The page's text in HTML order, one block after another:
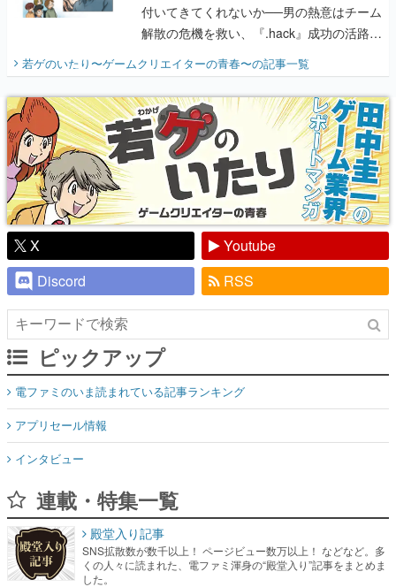
付いてきてくれないか──男の熱意はチーム
解散の危機を救い、『.hack』成功の活路を
『少年ジャンプ』色だった【若ゲのいた
り】
若ゲのいたり〜ゲームクリエイターの青春〜の記事一覧
X
Youtube
Discord
RSS
ピックアップ
電ファミのいま読まれている記事ランキング
アプリセール情報
インタビュー
連載・特集一覧
殿堂入り記事
SNS拡散数が数千以上！ ページビュー数万以上！ などなど。多
くの人々に読まれた、電ファミ渾身の“殿堂入り”記事をまとめま
した。